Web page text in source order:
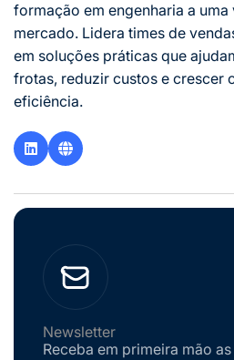
formação em engenharia a
mercado. Lidera times de
em soluções práticas que
frotas, reduzir custos e crescer
eficiência.
Newsletter
Receba em primeira mão